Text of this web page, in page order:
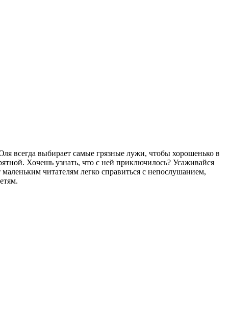
всегда выбирает самые грязные лужи, чтобы хорошенько в
Хочешь узнать, что с ней приключилось? Усаживайся
читателям легко справиться с непослушанием,